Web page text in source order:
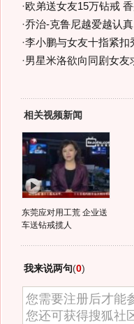
·欧弟送女友15万钻戒
·乔治-克鲁尼越爱越认
·李小鹏与女友十指紧扣
·男星米洛欲向同剧女友
相关视频新闻
东莞应对用工荒 企业送
车送钻戒揽人
我来说两句(0)